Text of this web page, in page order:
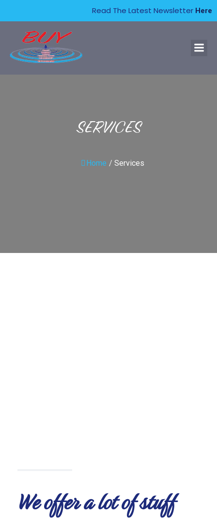
Read The Latest Newsletter Here
SERVICES
Home / Services
We offer a lot of stuff